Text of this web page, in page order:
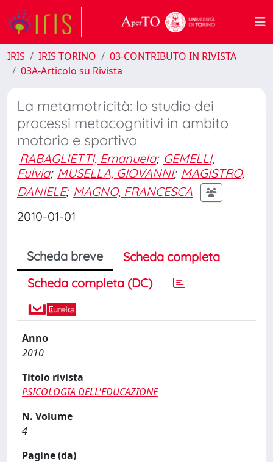
IRIS IRIS TORINO
03-CONTRIBUTO IN RIVISTA
03A-Articolo su Rivista
La metamotricità: lo studio dei
processi metacognitivi in ambito
motorio e sportivo
RABAGLIETTI, Emanuela; GEMELLI,
Fulvia; MUSELLA, GIOVANNI; MAGISTRO,
DANIELE; MAGNO, FRANCESCA
2010-01-01
Scheda breve
Scheda completa
Scheda completa (DC)
Anno
2010
Titolo rivista
PSICOLOGIA DELL'EDUCAZIONE
N. Volume
4
Pagine (da)